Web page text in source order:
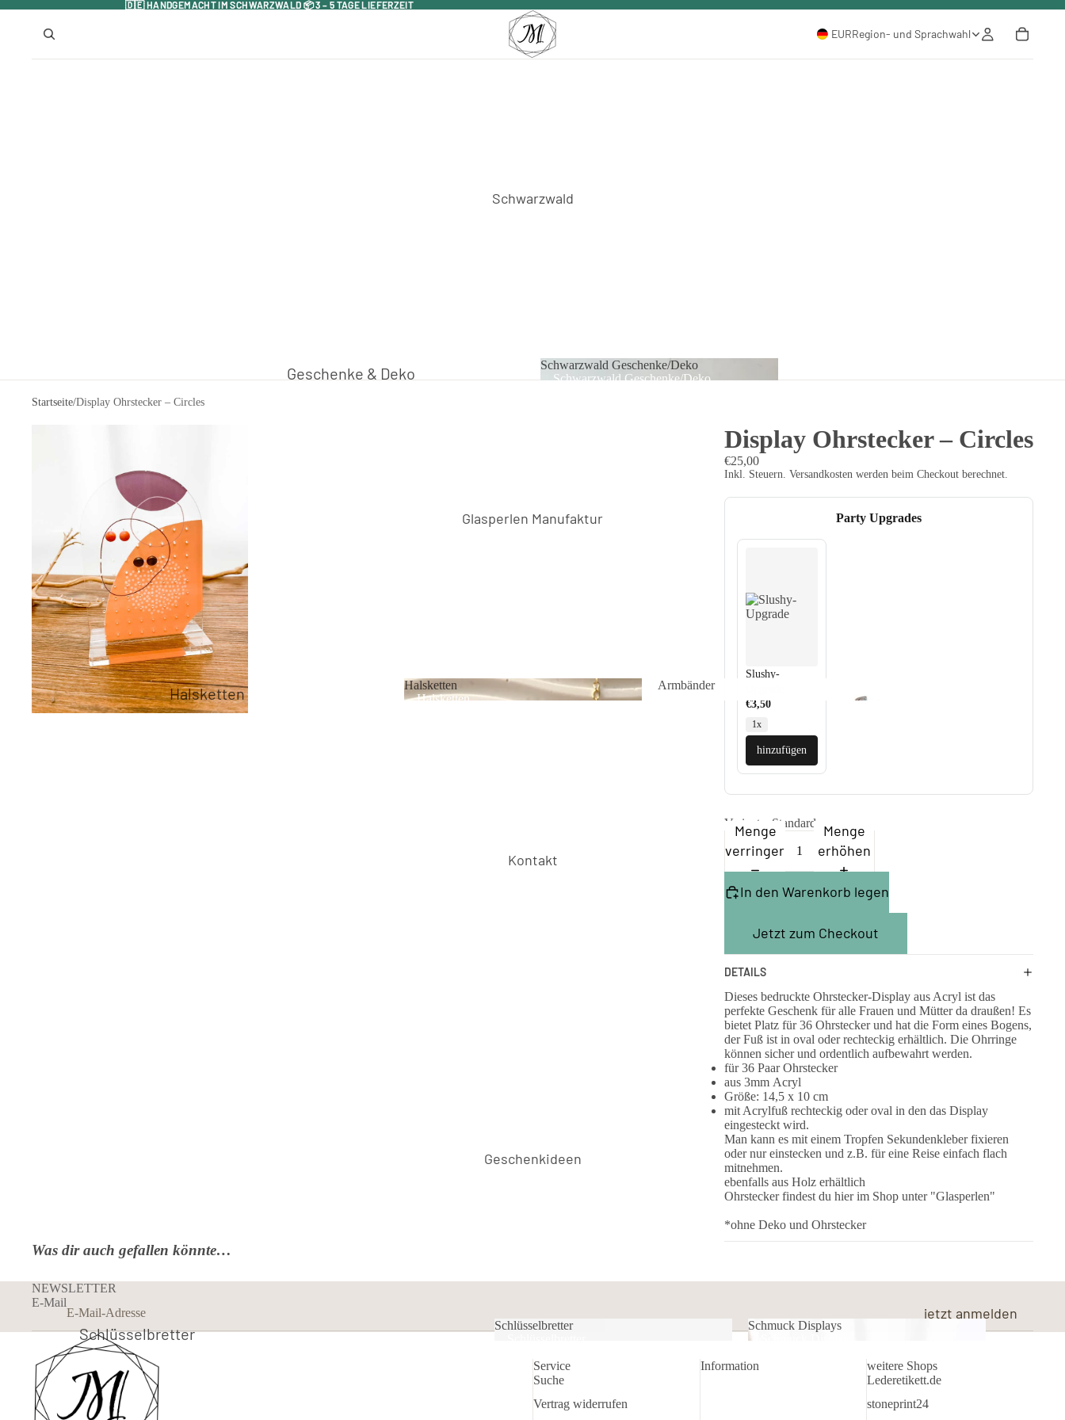
🇩🇪 HANDGEMACHT IM SCHWARZWALD 📦 3 – 5 TAGE LIEFERZEIT
🇩🇪 HANDGEMACHT IM SCHWARZWALD 📦 3 – 5 TAGE LIEFERZEIT
EURRegion- und Sprachwahl
Schwarzwald
Geschenke & Deko
Schwarzwald Geschenke/Deko
Schwarzwald Geschenke/Deko
Glasperlen Manufaktur
Halsketten
Halsketten
Halsketten
Armbänder
Armbänder
Kontakt
Geschenkideen
Schlüsselbretter
aus Acryl
Schmuck-Displays
Schlüsselbretter
Schmuck Displays
Startseite/Display Ohrstecker – Circles
Display Ohrstecker – Circles
€25,00
Inkl. Steuern. Versandkosten werden beim Checkout berechnet.
Party Upgrades
Slushy-
€3,50
1x
hinzufügen
Variante Standard
Menge
verringern
Menge
erhöhen
In den Warenkorb legen
Jetzt zum Checkout
DETAILS
Dieses bedruckte Ohrstecker-Display aus Acryl ist das
perfekte Geschenk für alle Frauen und Mütter da draußen! Es
bietet Platz für 36 Ohrstecker und hat die Form eines Bogens,
der Fuß ist in oval oder rechteckig erhältlich. Die Ohrringe
können sicher und ordentlich aufbewahrt werden.
für 36 Paar Ohrstecker
aus 3mm Acryl
Größe: 14,5 x 10 cm
mit Acrylfuß rechteckig oder oval in den das Display
eingesteckt wird.
Man kann es mit einem Tropfen Sekundenkleber fixieren
oder nur einstecken und z.B. für eine Reise einfach flach
mitnehmen.
ebenfalls aus Holz erhältlich
Ohrstecker findest du hier im Shop unter "Glasperlen"
*ohne Deko und Ohrstecker
Was dir auch gefallen könnte…
NEWSLETTER
E-Mail
jetzt anmelden
Service
Suche
Vertrag widerrufen
Information
weitere Shops
Lederetikett.de
stoneprint24
Datenschutzerklärung